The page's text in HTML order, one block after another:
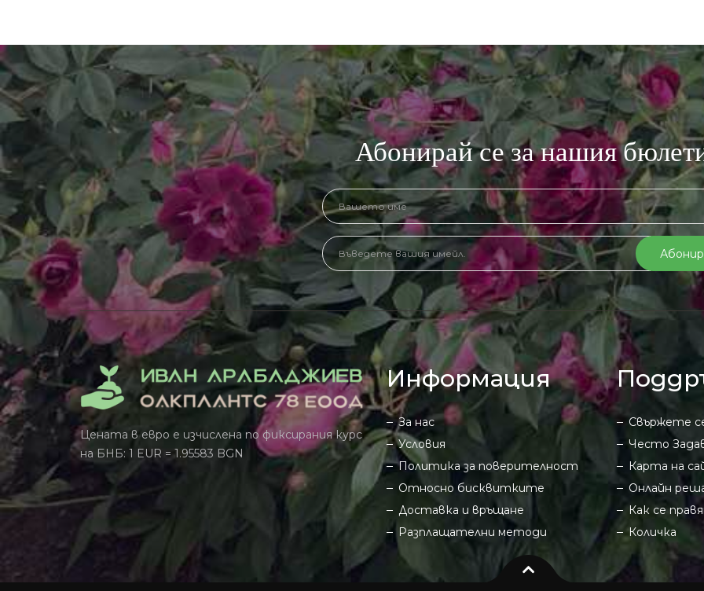
Абонирай се за нашия
Цената в евро е изчислена по фиксирания курс
на БНБ: 1 EUR = 1.95583 BGN
Информация
За нас
Условия
Политика за поверителност
Относно бисквитките
Доставка и връщане
Разплащателни методи
Свържете
Често
Карта на
Онлайн
Как се
Количка